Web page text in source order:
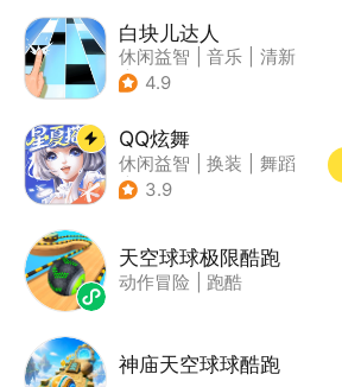
白块儿达人
休闲益智 音乐
清新
| 多比特
4.9
QQ炫舞
休闲益智 换装
舞蹈
| 美少女
3.9
天空球球极限酷跑
动作冒险 跑酷
神庙天空球球酷跑